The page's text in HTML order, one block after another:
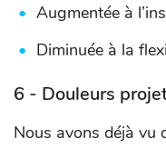
Augmentée à
Diminuée à la
6 - Douleurs
Nous avons déjà vu